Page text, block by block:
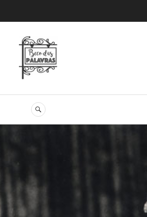
Beco das
SEARCH